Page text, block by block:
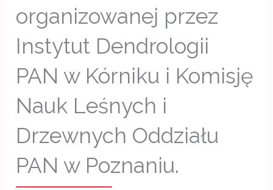
organizowanej przez
Instytut Dendrologii
PAN w Kórniku i Komisję
Nauk Leśnych i
Drzewnych Oddziału
PAN w Poznaniu.